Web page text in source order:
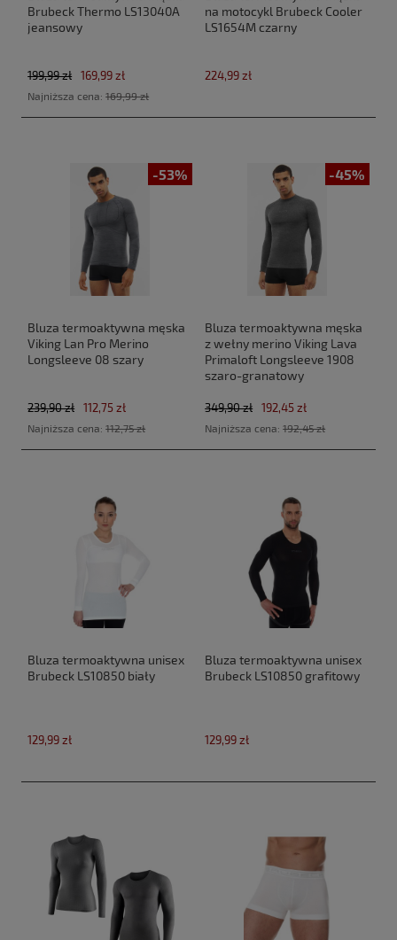
Brubeck Thermo LS13040A
jeansowy
169,99 zł
199,99 zł
Najniższa cena:169,99 zł
na motocykl Brubeck Cooler
LS1654M czarny
224,99 zł
-53%
Bluza termoaktywna męska
Viking Lan Pro Merino
Longsleeve 08 szary
112,75 zł
239,90 zł
Najniższa cena:112,75 zł
-45%
Bluza termoaktywna męska
z wełny merino Viking Lava
Primaloft Longsleeve 1908
szaro-granatowy
192,45 zł
349,90 zł
Najniższa cena:192,45 zł
Bluza termoaktywna unisex
Brubeck LS10850 biały
129,99 zł
Bluza termoaktywna unisex
Brubeck LS10850 grafitowy
129,99 zł